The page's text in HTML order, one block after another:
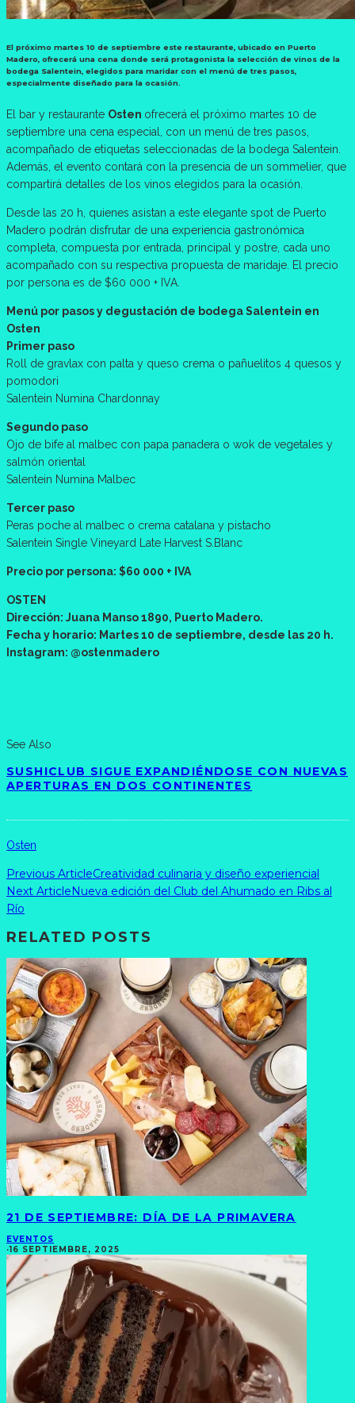
El próximo martes 10 de septiembre este restaurante, ubicado en Puerto
Madero, ofrecerá una cena donde será protagonista la selección de vinos de la
bodega Salentein, elegidos para maridar con el menú de tres pasos,
especialmente diseñado para la ocasión.
El bar y restaurante Osten ofrecerá el próximo martes 10 de
septiembre una cena especial, con un menú de tres pasos,
acompañado de etiquetas seleccionadas de la bodega Salentein.
Además, el evento contará con la presencia de un sommelier, que
compartirá detalles de los vinos elegidos para la ocasión.
Desde las 20 h, quienes asistan a este elegante spot de Puerto
Madero podrán disfrutar de una experiencia gastronómica
completa, compuesta por entrada, principal y postre, cada uno
acompañado con su respectiva propuesta de maridaje. El precio
por persona es de $60 000 + IVA.
Menú por pasos y degustación de bodega Salentein en
Osten
Primer paso
Roll de gravlax con palta y queso crema o pañuelitos 4 quesos y
pomodori
Salentein Numina Chardonnay
Segundo paso
Ojo de bife al malbec con papa panadera o wok de vegetales y
salmón oriental
Salentein Numina Malbec
Tercer paso
Peras poche al malbec o crema catalana y pistacho
Salentein Single Vineyard Late Harvest S.Blanc
Precio por persona: $60 000 + IVA
OSTEN
Dirección: Juana Manso 1890, Puerto Madero.
Fecha y horario: Martes 10 de septiembre, desde las 20 h.
Instagram: @ostenmadero
See Also
SUSHICLUB SIGUE EXPANDIÉNDOSE CON NUEVAS
APERTURAS EN DOS CONTINENTES
Osten
Previous ArticleCreatividad culinaria y diseño experiencial
Next Article Nueva edición del Club del Ahumado en Ribs al
Río
RELATED POSTS
21 DE SEPTIEMBRE: DÍA DE LA PRIMAVERA
EVENTOS
·16 SEPTIEMBRE, 2025